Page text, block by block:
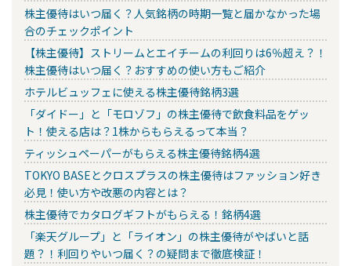
株主優待はいつ届く？人気銘柄の時期一覧と届かなかった場
合のチェックポイント
【株主優待】ストリームとエイチームの利回りは6％超え？！
株主優待はいつ届く？おすすめの使い方もご紹介
ホテルビュッフェに使える株主優待銘柄3選
「ダイドー」と「モロゾフ」の株主優待で飲食料品をゲッ
ト！使える店は？1株からもらえるって本当？
ティッシュペーパーがもらえる株主優待銘柄4選
TOKYO BASEとクロスプラスの株主優待はファッション好き
必見！使い方や改悪の内容とは？
株主優待でカタログギフトがもらえる！銘柄4選
「楽天グループ」と「ライオン」の株主優待がやばいと話
題？！利回りやいつ届く？の疑問まで徹底検証！